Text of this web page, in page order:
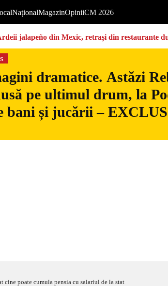
NaționalMagazinOpiniiCM 2026
jalapeño din Mexic, retrași din restaurante
dramatice. Astăzi
pe ultimul drum, la
bani și jucării –
cine poate cumula pensia cu salariul de la stat